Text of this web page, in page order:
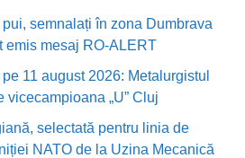
semnalați în zona Dumbrava
emis mesaj RO-ALERT
11 august 2026: Metalurgistul
vicecampioana „U” Cluj
selectată pentru linia de
NATO de la Uzina Mecanică